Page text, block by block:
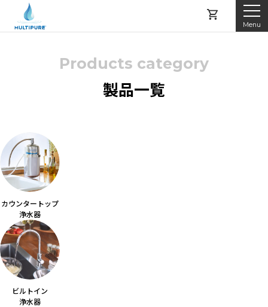
レンタルする
購入する
アフターサービス
よくある質問
お水ブログ
Menu
Products category
製品一覧
カウンタートップ
浄水器
ビルトイン
浄水器